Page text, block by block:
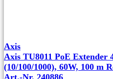
Axis
Axis TU8011 PoE Extender
(10/100/1000), 60W, 100 m
Art.-Nr. 240886